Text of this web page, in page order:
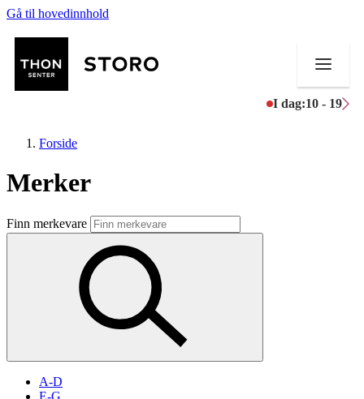
Gå til hovedinnhold
I dag:10 - 19
Butikker
Mat og drikke
Aktiviteter
Merker
Forside
Merker
Finn merkevare
A-D
E-G